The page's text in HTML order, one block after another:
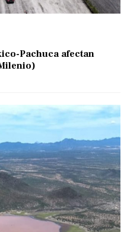
Pachuca afectan